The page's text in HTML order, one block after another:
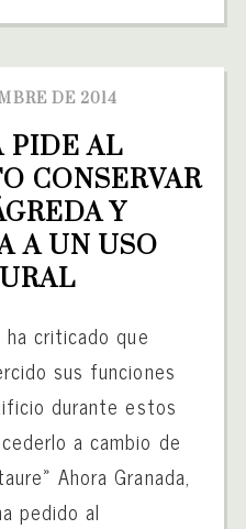
DE 2014
PIDE AL
CONSERVAR
Y
A UN USO
criticado que
sus funciones
durante estos
a cambio de
Ahora Granada,
pedido al